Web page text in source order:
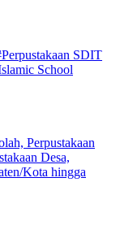
SDIT
School
Perpustakaan
Desa,
Kota hingga